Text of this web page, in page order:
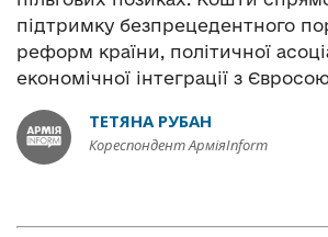
підтримку безпрецедентного
реформ країни, політичної
економічної інтеграції з
ТЕТЯНА РУБАН
Кореспондент АрміяInform